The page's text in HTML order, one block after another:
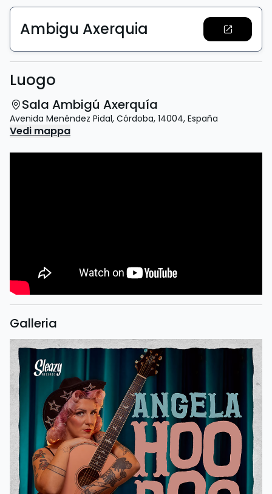
Ambigu Axerquia
Luogo
Sala Ambigú Axerquía
Avenida Menéndez Pidal, Córdoba, 14004, España
Vedi mappa
Galleria